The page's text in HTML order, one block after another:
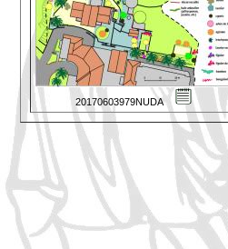
20170603979NUDA